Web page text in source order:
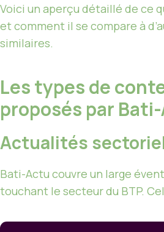
Voici un aperçu détaillé de ce
et comment il se compare à
similaires.
Les types de
proposés par
Actualités
Bati-Actu couvre un large
touchant le secteur du BTP.